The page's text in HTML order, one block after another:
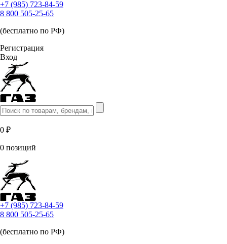
+7 (985) 723-84-59
8 800 505-25-65
(бесплатно по РФ)
Регистрация
Вход
0 ₽
0 позиций
+7 (985) 723-84-59
8 800 505-25-65
(бесплатно по РФ)